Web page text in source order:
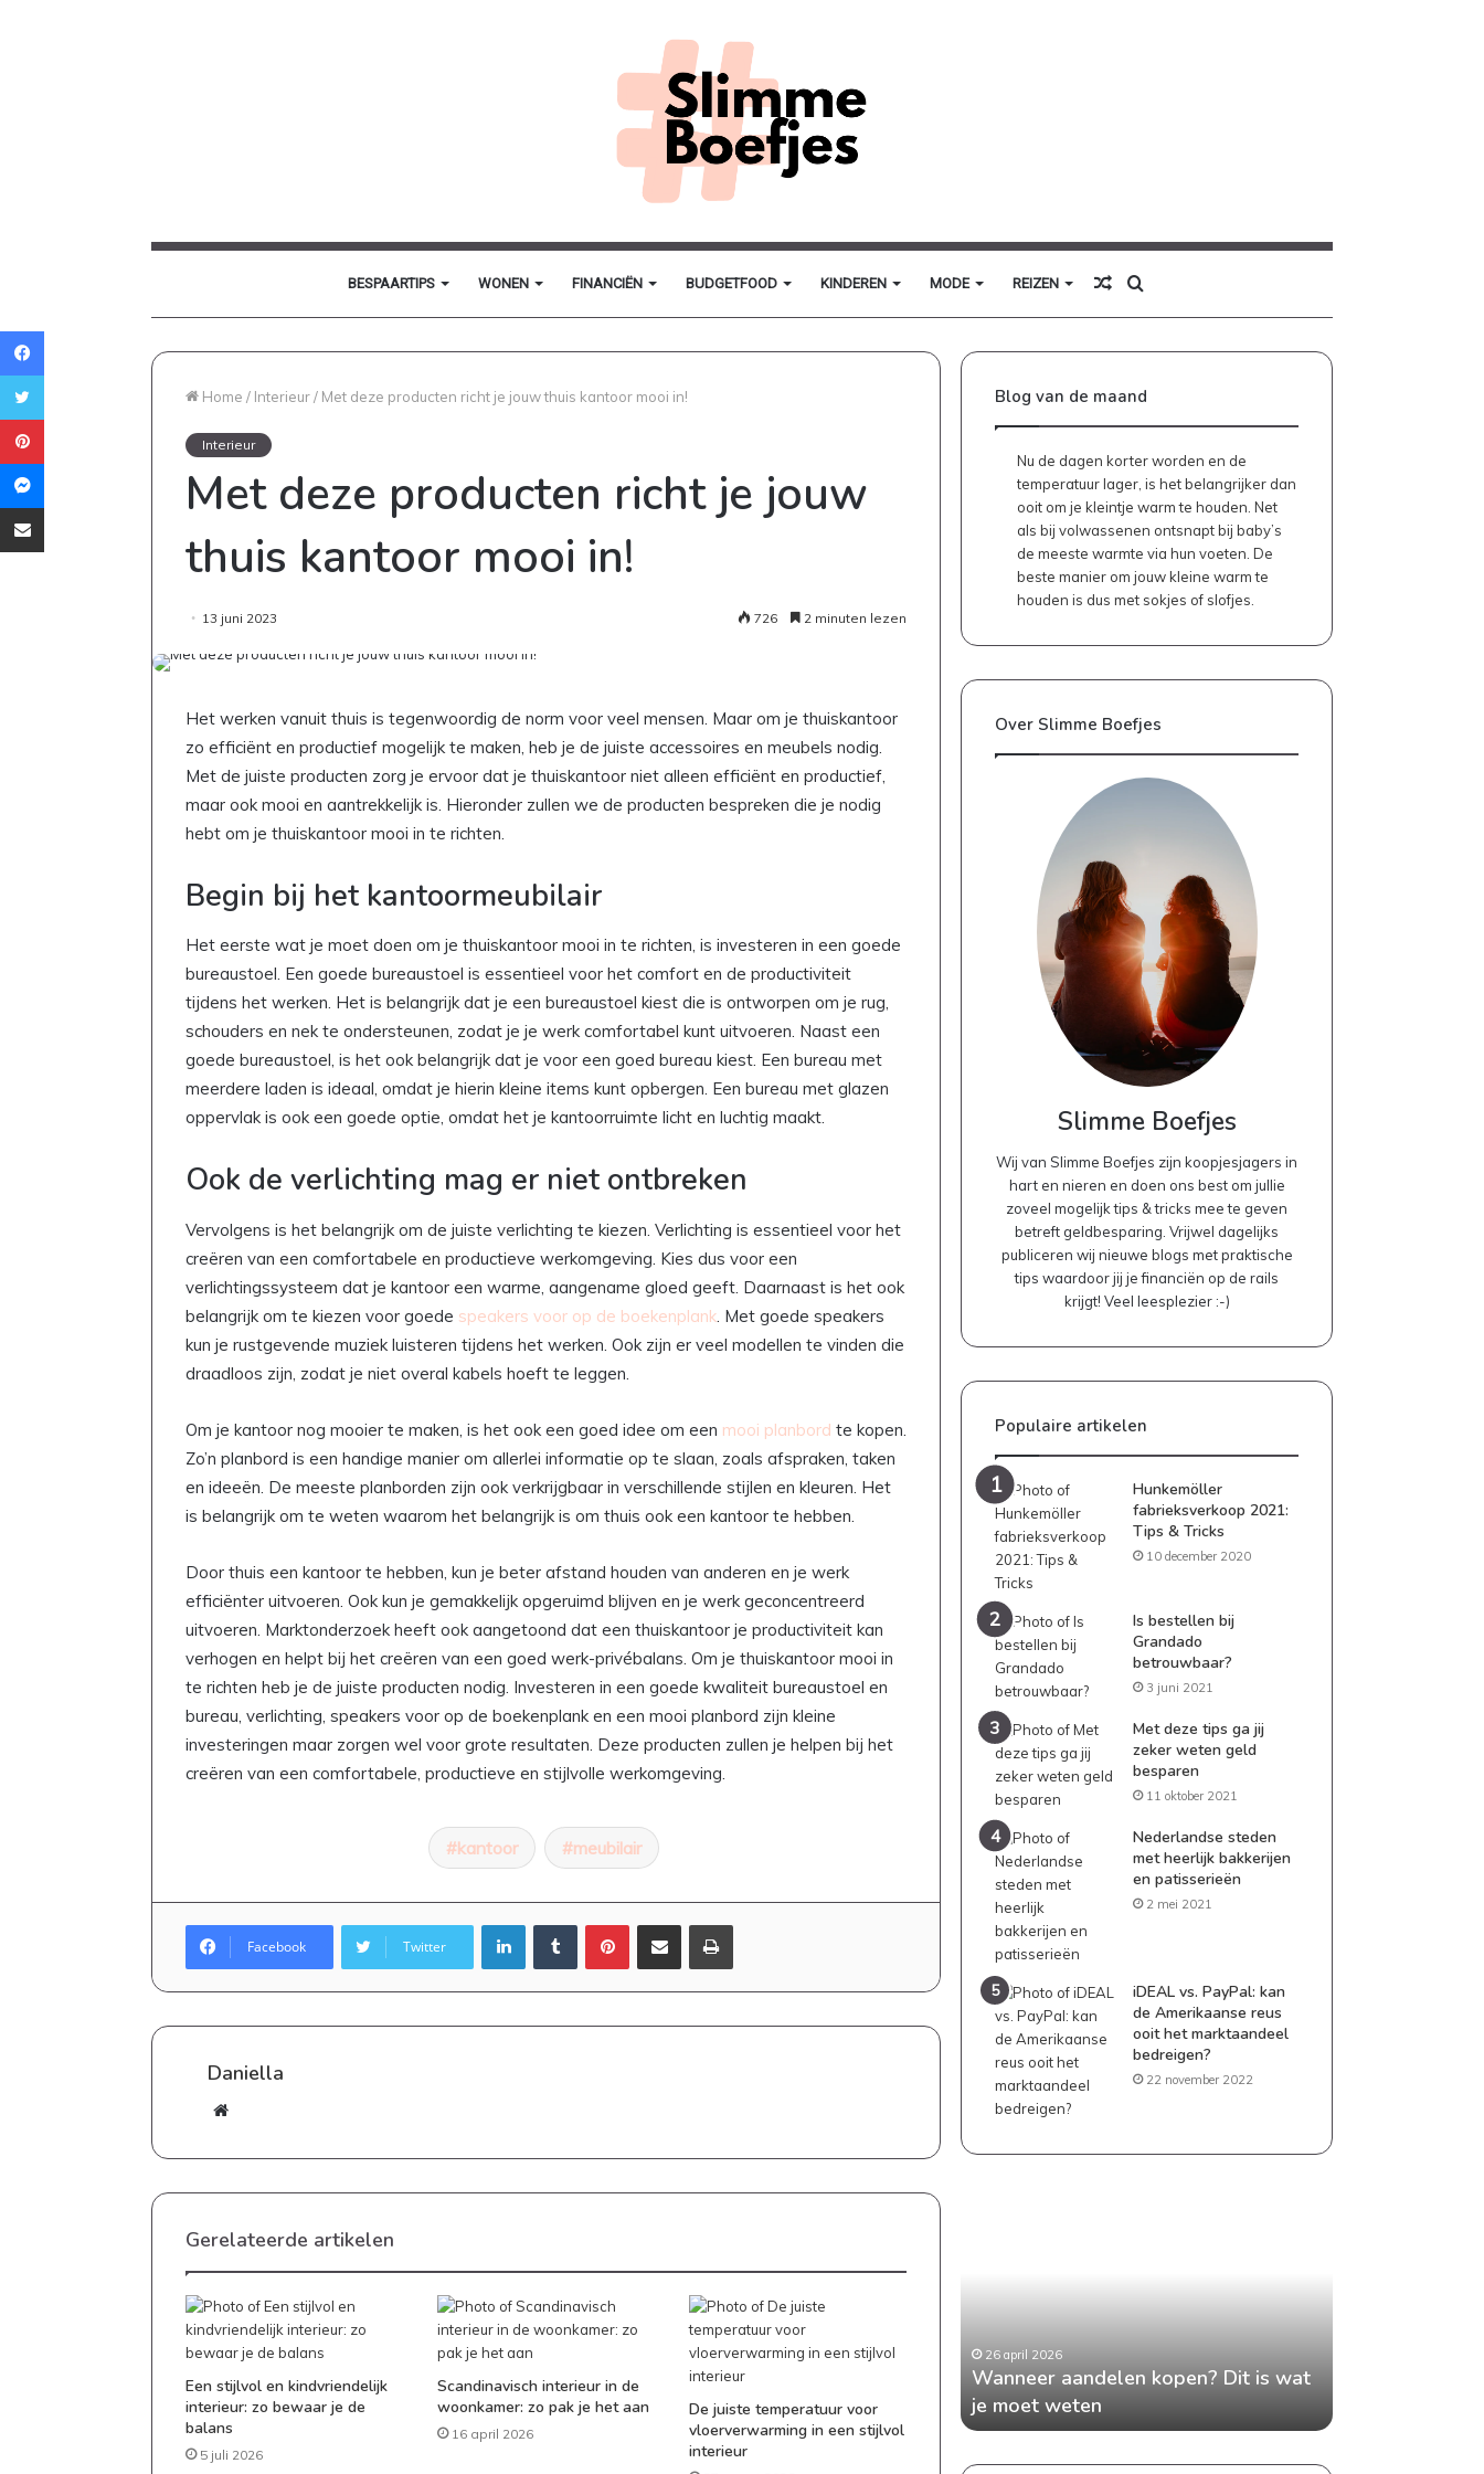
BESPAARTIPS WONEN FINANCIËN BUDGETFOOD KINDEREN MODE REIZEN
naar
Willekeurig
artikel
Home / Interieur/ Met deze producten richt je jouw thuis kantoor mooi in!
Interieur
Met deze producten richt je jouw
thuis kantoor mooi in!
13 juni 2023 726 2 minuten lezen
Het werken vanuit thuis is tegenwoordig de norm voor veel mensen. Maar om je thuiskantoor
zo efficiënt en productief mogelijk te maken, heb je de juiste accessoires en meubels nodig.
Met de juiste producten zorg je ervoor dat je thuiskantoor niet alleen efficiënt en productief,
maar ook mooi en aantrekkelijk is. Hieronder zullen we de producten bespreken die je nodig
hebt om je thuiskantoor mooi in te richten.
Begin bij het kantoormeubilair
Het eerste wat je moet doen om je thuiskantoor mooi in te richten, is investeren in een goede
bureaustoel. Een goede bureaustoel is essentieel voor het comfort en de productiviteit
tijdens het werken. Het is belangrijk dat je een bureaustoel kiest die is ontworpen om je rug,
schouders en nek te ondersteunen, zodat je je werk comfortabel kunt uitvoeren. Naast een
goede bureaustoel, is het ook belangrijk dat je voor een goed bureau kiest. Een bureau met
meerdere laden is ideaal, omdat je hierin kleine items kunt opbergen. Een bureau met glazen
oppervlak is ook een goede optie, omdat het je kantoorruimte licht en luchtig maakt.
Ook de verlichting mag er niet ontbreken
Vervolgens is het belangrijk om de juiste verlichting te kiezen. Verlichting is essentieel voor het
creëren van een comfortabele en productieve werkomgeving. Kies dus voor een
verlichtingssysteem dat je kantoor een warme, aangename gloed geeft. Daarnaast is het ook
belangrijk om te kiezen voor goede speakers voor op de boekenplank. Met goede speakers
kun je rustgevende muziek luisteren tijdens het werken. Ook zijn er veel modellen te vinden die
draadloos zijn, zodat je niet overal kabels hoeft te leggen.
Om je kantoor nog mooier te maken, is het ook een goed idee om een mooi planbord te kopen.
Zo’n planbord is een handige manier om allerlei informatie op te slaan, zoals afspraken, taken
en ideeën. De meeste planborden zijn ook verkrijgbaar in verschillende stijlen en kleuren. Het
is belangrijk om te weten waarom het belangrijk is om thuis ook een kantoor te hebben.
Door thuis een kantoor te hebben, kun je beter afstand houden van anderen en je werk
efficiënter uitvoeren. Ook kun je gemakkelijk opgeruimd blijven en je werk geconcentreerd
uitvoeren. Marktonderzoek heeft ook aangetoond dat een thuiskantoor je productiviteit kan
verhogen en helpt bij het creëren van een goed werk-privébalans. Om je thuiskantoor mooi in
te richten heb je de juiste producten nodig. Investeren in een goede kwaliteit bureaustoel en
bureau, verlichting, speakers voor op de boekenplank en een mooi planbord zijn kleine
investeringen maar zorgen wel voor grote resultaten. Deze producten zullen je helpen bij het
creëren van een comfortabele, productieve en stijlvolle werkomgeving.
kantoor meubilair
Facebook Twitter
LinkedInTumblr PinterestDeel via Email Print
Daniella
Website
Gerelateerde artikelen
Een stijlvol en kindvriendelijk
interieur: zo bewaar je de
balans
5 juli 2026
Scandinavisch interieur in de
woonkamer: zo pak je het aan
16 april 2026
De juiste temperatuur voor
vloerverwarming in een stijlvol
interieur
Blog van de maand
Nu de dagen korter worden en de
temperatuur lager, is het belangrijker dan
ooit om je kleintje warm te houden. Net
als bij volwassenen ontsnapt bij baby’s
de meeste warmte via hun voeten. De
beste manier om jouw kleine warm te
houden is dus met sokjes of slofjes.
Over Slimme Boefjes
Slimme Boefjes
Wij van Slimme Boefjes zijn koopjesjagers in
hart en nieren en doen ons best om jullie
zoveel mogelijk tips & tricks mee te geven
betreft geldbesparing. Vrijwel dagelijks
publiceren wij nieuwe blogs met praktische
tips waardoor jij je financiën op de rails
krijgt! Veel leesplezier :-)
Populaire artikelen
Hunkemöller
fabrieksverkoop 2021:
Tips & Tricks
10 december 2020
Is bestellen bij
Grandado
betrouwbaar?
3 juni 2021
Met deze tips ga jij
zeker weten geld
besparen
11 oktober 2021
Nederlandse steden
met heerlijk bakkerijen
en patisserieën
2 mei 2021
iDEAL vs. PayPal: kan
de Amerikaanse reus
ooit het marktaandeel
bedreigen?
22 november 2022
Goedkoop
maken:
zo
je
elke
dag
een
lekkere
maaltijd
op
20 april 2026
Goedkoop eten maken: zo zet je elke
dag een lekkere maaltijd op tafel
Een
kindvriendelijk
zo
bewaar
de
balans
Een stijlvol en kindvriendelijk interieur:
zo bewaar je de balans
moet
weten
26 april 2026
Wanneer aandelen kopen? Dit is wat
je moet weten
Facebook
Twitter
Pinterest
Messenger
Deel via Email